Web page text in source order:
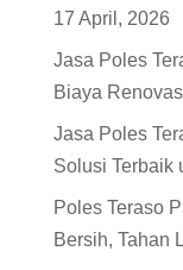
17 April, 2026
Jasa Poles
Biaya
Jasa Poles
Solusi Terbaik
Poles Teraso
Bersih, Tahan